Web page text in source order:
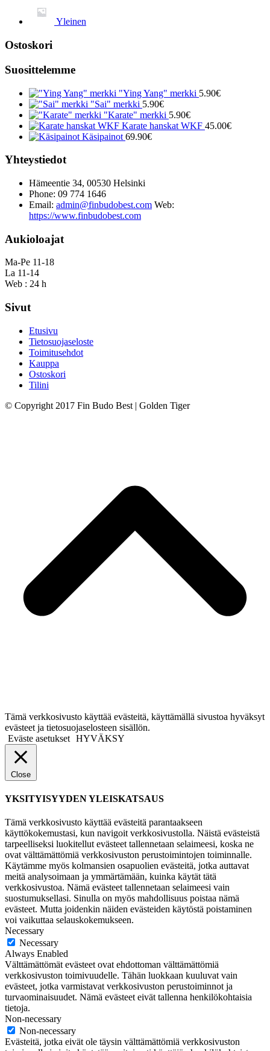
Yleinen
Ostoskori
Suosittelemme
"Ying Yang" merkki 5.90€
"Sai" merkki 5.90€
"Karate" merkki 5.90€
Karate hanskat WKF 45.00€
Käsipainot 69.90€
Yhteystiedot
Hämeentie 34, 00530 Helsinki
Phone: 09 774 1646
Email: admin@finbudobest.com Web:
https://www.finbudobest.com
Aukioloajat
Ma-Pe 11-18
La 11-14
Web : 24 h
Sivut
Etusivu
Tietosuojaseloste
Toimitusehdot
Kauppa
Ostoskori
Tilini
© Copyright 2017 Fin Budo Best | Golden Tiger
Tämä verkkosivusto käyttää evästeitä, käyttämällä sivustoa hyväksyt
evästeet ja tietosuojaselosteen sisällön.
Eväste asetukset HYVÄKSY
Close
YKSITYISYYDEN YLEISKATSAUS
Tämä verkkosivusto käyttää evästeitä parantaakseen
käyttökokemustasi, kun navigoit verkkosivustolla. Näistä evästeistä
tarpeelliseksi luokitellut evästeet tallennetaan selaimeesi, koska ne
ovat välttämättömiä verkkosivuston perustoimintojen toiminnalle.
Käytämme myös kolmansien osapuolien evästeitä, jotka auttavat
meitä analysoimaan ja ymmärtämään, kuinka käytät tätä
verkkosivustoa. Nämä evästeet tallennetaan selaimeesi vain
suostumuksellasi. Sinulla on myös mahdollisuus poistaa nämä
evästeet. Mutta joidenkin näiden evästeiden käytöstä poistaminen
voi vaikuttaa selauskokemukseen.
Necessary
Necessary
Always Enabled
Välttämättömät evästeet ovat ehdottoman välttämättömiä
verkkosivuston toimivuudelle. Tähän luokkaan kuuluvat vain
evästeet, jotka varmistavat verkkosivuston perustoiminnot ja
turvaominaisuudet. Nämä evästeet eivät tallenna henkilökohtaisia
tietoja.
Non-necessary
Non-necessary
Evästeitä, jotka eivät ole täysin välttämättömiä verkkosivuston